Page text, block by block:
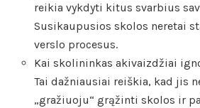
reikia vykdyti kitus svarbius
Susikaupusios skolos neretai
verslo procesus.
Kai skolininkas akivaizdžiai
Tai dažniausiai reiškia, kad jis
„gražiuoju“ grąžinti skolos ir